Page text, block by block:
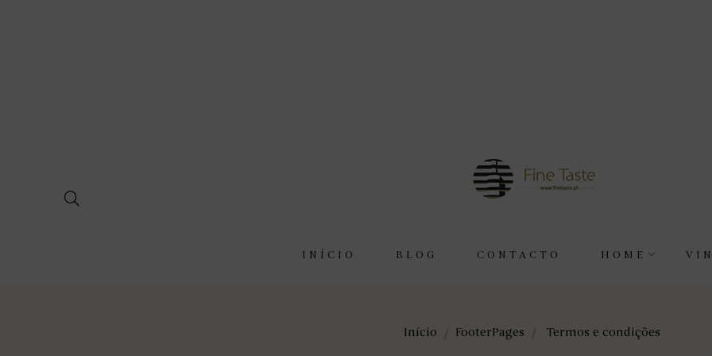
INÍCIO BLOG CONTACTO HOME
Início FooterPages Termos e condições